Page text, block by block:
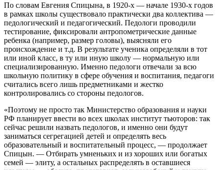
По словам Евгения Спицына, в 1920-х — начале 1930-х годов
в рамках школы существовало практически два коллектива —
педологический и педагогический. Педологи проводили
тестирование, фиксировали антропометрические данные
ребенка (например, размер головы), выясняли его
происхождение и т.д. В результате ученика определяли в тот
или иной класс, в ту или иную школу — нормальную или
специализированную. Именно педологи отвечали за всю
школьную политику в сфере обучения и воспитания, педагоги
считались всего лишь предметниками и жестко
контролировались со стороны педологов.
«Поэтому не просто так Министерство образования и науки
РФ планирует ввести во всех школах институт тьюторов: так
сейчас решили назвать педологов, и именно они будут
заниматься сегрегацией детей и определять весь
образовательный и воспитательный процесс, — продолжает
Спицын. — Отбирать умненьких и из хороших или богатых
семей — элиту, а остальных распределять в оставшиеся